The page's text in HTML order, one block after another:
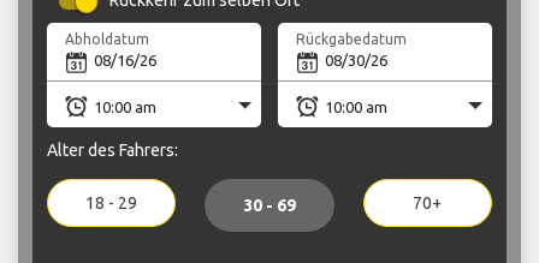
Abholdatum Rückgabedatum
Alter des Fahrers:
18 - 29 30 - 69 70+